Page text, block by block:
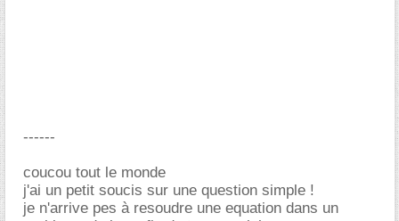
------
coucou tout le monde
j'ai un petit soucis sur une question simple !
je n'arrive pes à resoudre une equation dans un